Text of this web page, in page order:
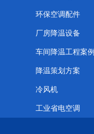
环保空调配件
厂房降温设备
车间降温工程案例
降温策划方案
冷风机
工业省电空调